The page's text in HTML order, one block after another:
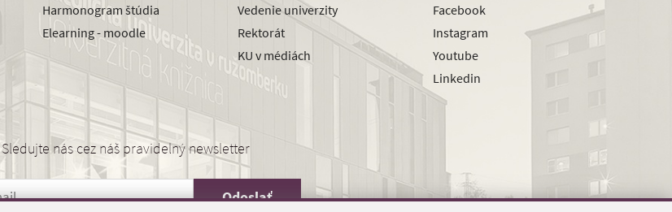
Harmonogram štúdia
Elearning - moodle
Vedenie univerzity
Rektorát
KU v médiách
Facebook
Instagram
Youtube
Linkedin
Sledujte nás cez náš pravidelný newsletter
Odoslať